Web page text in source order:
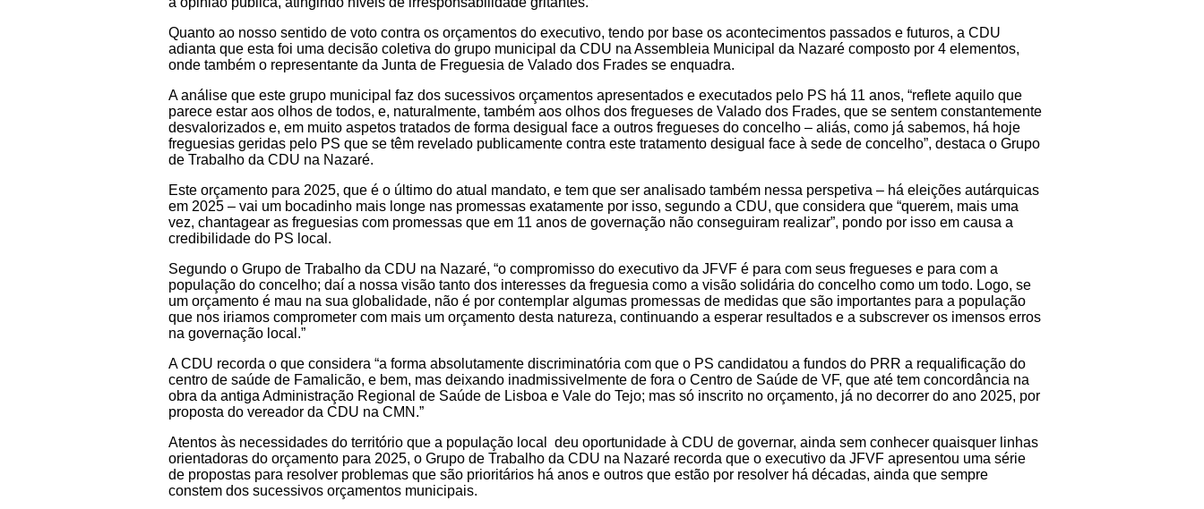
Quanto ao nosso sentido de voto contra os orçamentos do executivo, tendo por base os acontecimentos passados e futuros, a CDU
adianta que esta foi uma decisão coletiva do grupo municipal da CDU na Assembleia Municipal da Nazaré composto por 4 elementos,
onde também o representante da Junta de Freguesia de Valado dos Frades se enquadra.
A análise que este grupo municipal faz dos sucessivos orçamentos apresentados e executados pelo PS há 11 anos, “reflete aquilo que
parece estar aos olhos de todos, e, naturalmente, também aos olhos dos fregueses de Valado dos Frades, que se sentem constantemente
desvalorizados e, em muito aspetos tratados de forma desigual face a outros fregueses do concelho – aliás, como já sabemos, há hoje
freguesias geridas pelo PS que se têm revelado publicamente contra este tratamento desigual face à sede de concelho”, destaca o Grupo
de Trabalho da CDU na Nazaré.
Este orçamento para 2025, que é o último do atual mandato, e tem que ser analisado também nessa perspetiva – há eleições autárquicas
em 2025 – vai um bocadinho mais longe nas promessas exatamente por isso, segundo a CDU, que considera que “querem, mais uma
vez, chantagear as freguesias com promessas que em 11 anos de governação não conseguiram realizar”, pondo por isso em causa a
credibilidade do PS local.
Segundo o Grupo de Trabalho da CDU na Nazaré, “o compromisso do executivo da JFVF é para com seus fregueses e para com a
população do concelho; daí a nossa visão tanto dos interesses da freguesia como a visão solidária do concelho como um todo. Logo, se
um orçamento é mau na sua globalidade, não é por contemplar algumas promessas de medidas que são importantes para a população
que nos iriamos comprometer com mais um orçamento desta natureza, continuando a esperar resultados e a subscrever os imensos erros
na governação local.”
A CDU recorda o que considera “a forma absolutamente discriminatória com que o PS candidatou a fundos do PRR a requalificação do
centro de saúde de Famalicão, e bem, mas deixando inadmissivelmente de fora o Centro de Saúde de VF, que até tem concordância na
obra da antiga Administração Regional de Saúde de Lisboa e Vale do Tejo; mas só inscrito no orçamento, já no decorrer do ano 2025, por
proposta do vereador da CDU na CMN.”
Atentos às necessidades do território que a população local deu oportunidade à CDU de governar, ainda sem conhecer quaisquer linhas
orientadoras do orçamento para 2025, o Grupo de Trabalho da CDU na Nazaré recorda que o executivo da JFVF apresentou uma série
de propostas para resolver problemas que são prioritários há anos e outros que estão por resolver há décadas, ainda que sempre
constem dos sucessivos orçamentos municipais.